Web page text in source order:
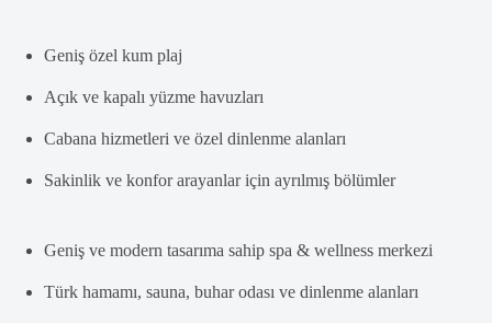
Geniş özel kum plaj
Açık ve kapalı yüzme havuzları
Cabana hizmetleri ve özel dinlenme alanları
Sakinlik ve konfor arayanlar için ayrılmış bölümler
Geniş ve modern tasarıma sahip spa & wellness merkezi
Türk hamamı, sauna, buhar odası ve dinlenme alanları